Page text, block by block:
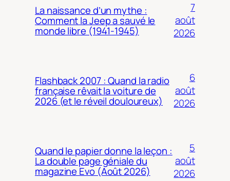
La naissance d’un mythe :
Comment la Jeep a sauvé le
monde libre (1941-1945)
7
août
2026
Flashback 2007 : Quand la radio
française rêvait la voiture de
2026 (et le réveil douloureux)
6
août
2026
Quand le papier donne la leçon :
La double page géniale du
magazine Evo (Août 2026)
5
août
2026